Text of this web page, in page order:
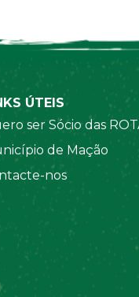
ÚTEIS
ser Sócio das
de Mação
nos